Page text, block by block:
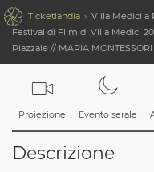
 Ticketlandia
Villa Medici a
Festival di Film di Villa Medici
Piazzale // MARIA
Proiezione Evento serale
Descrizione